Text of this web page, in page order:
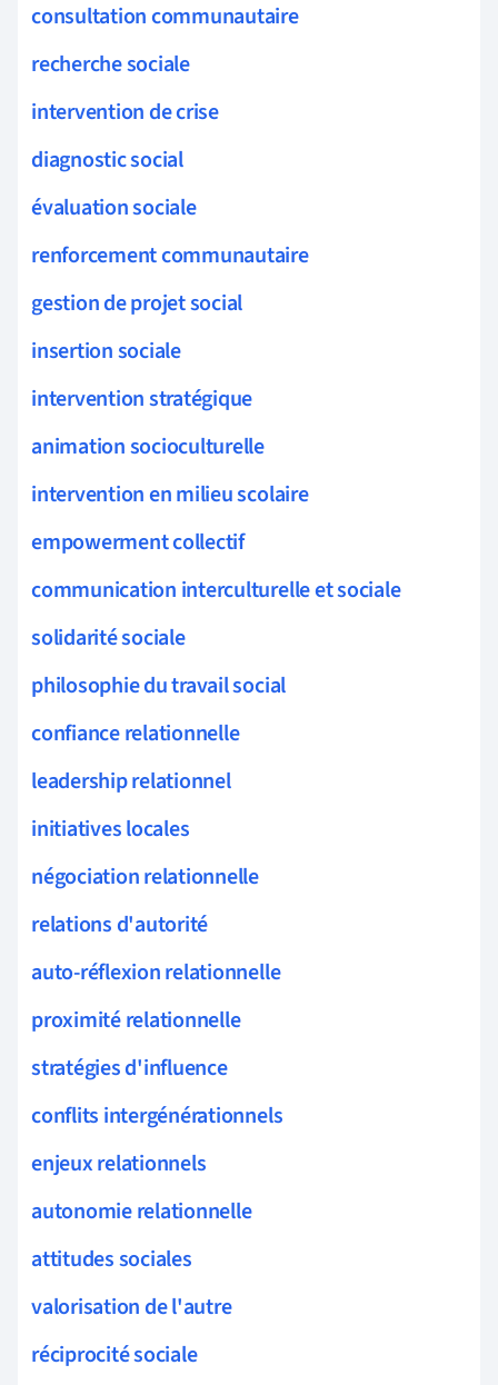
consultation communautaire
recherche sociale
intervention de crise
diagnostic social
évaluation sociale
renforcement communautaire
gestion de projet social
insertion sociale
intervention stratégique
animation socioculturelle
intervention en milieu scolaire
empowerment collectif
communication interculturelle et sociale
solidarité sociale
philosophie du travail social
confiance relationnelle
leadership relationnel
initiatives locales
négociation relationnelle
relations d'autorité
auto-réflexion relationnelle
proximité relationnelle
stratégies d'influence
conflits intergénérationnels
enjeux relationnels
autonomie relationnelle
attitudes sociales
valorisation de l'autre
réciprocité sociale